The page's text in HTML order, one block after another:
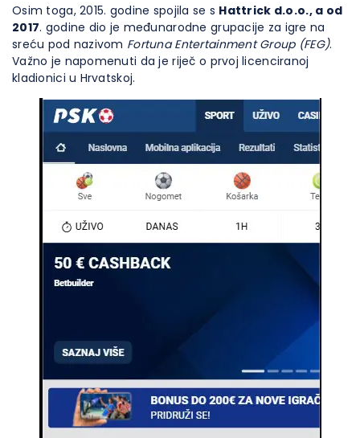
Osim toga, 2015. godine spojila se s Hattrick d.o.o., a od
2017. godine dio je međunarodne grupacije za igre na
sreću pod nazivom Fortuna Entertainment Group (FEG).
Važno je napomenuti da je riječ o prvoj licenciranoj
kladionici u Hrvatskoj.